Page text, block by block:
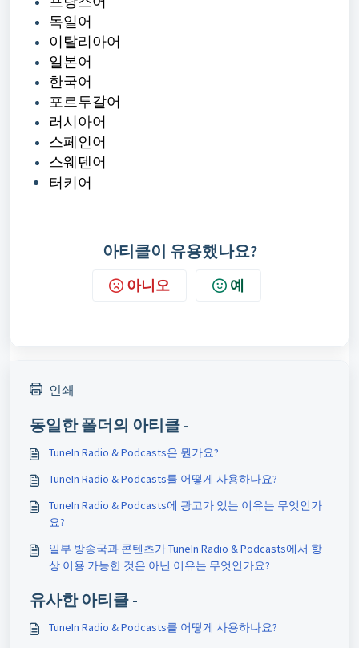
독일어
이탈리아어
일본어
한국어
포르투갈어
러시아어
스페인어
스웨덴어
터키어
아티클이 유용했나요?
아니오 예
인쇄
동일한 폴더의 아티클 -
TuneIn Radio & Podcasts은 뭔가요?
TuneIn Radio & Podcasts를 어떻게 사용하나요?
TuneIn Radio & Podcasts에 광고가 있는 이유는 무엇인가
요?
일부 방송국과 콘텐츠가 TuneIn Radio & Podcasts에서 항
상 이용 가능한 것은 아닌 이유는 무엇인가요?
유사한 아티클 -
TuneIn Radio & Podcasts를 어떻게 사용하나요?